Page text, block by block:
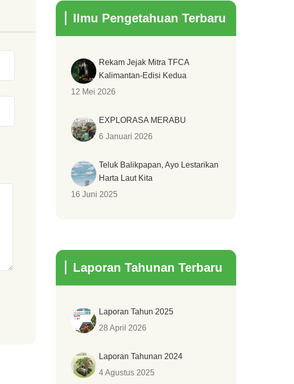
Ilmu Pengetahuan Terbaru
Rekam Jejak Mitra TFCA
Kalimantan-Edisi Kedua
12 Mei 2026
EXPLORASA MERABU
6 Januari 2026
Teluk Balikpapan, Ayo Lestarikan
Harta Laut Kita
16 Juni 2025
Laporan Tahunan Terbaru
Laporan Tahun 2025
28 April 2026
Laporan Tahunan 2024
4 Agustus 2025